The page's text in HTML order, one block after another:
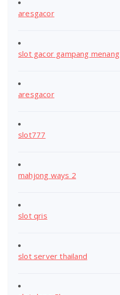
aresgacor
slot gacor gampang menang
aresgacor
slot777
mahjong ways 2
slot qris
slot server thailand